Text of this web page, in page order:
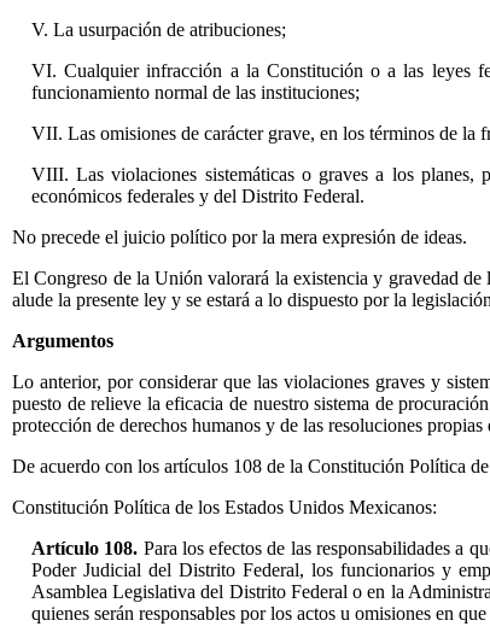
V. La usurpación de atribuciones;
VI. Cualquier infracción a la Constitución o a las leyes
funcionamiento normal de las instituciones;
VII. Las omisiones de carácter grave, en los términos de la
VIII. Las violaciones sistemáticas o graves a los planes,
económicos federales y del Distrito Federal.
No precede el juicio político por la mera expresión de ideas.
El Congreso de la Unión valorará la existencia y gravedad de
alude la presente ley y se estará a lo dispuesto por la
Argumentos
Lo anterior, por considerar que las violaciones graves y
puesto de relieve la eficacia de nuestro sistema de
protección de derechos humanos y de las resoluciones
De acuerdo con los artículos 108 de la Constitución Política
Constitución Política de los Estados Unidos Mexicanos:
Artículo 108. Para los efectos de las responsabilidades a
Poder Judicial del Distrito Federal, los funcionarios y
Asamblea Legislativa del Distrito Federal o en la
quienes serán responsables por los actos u omisiones en